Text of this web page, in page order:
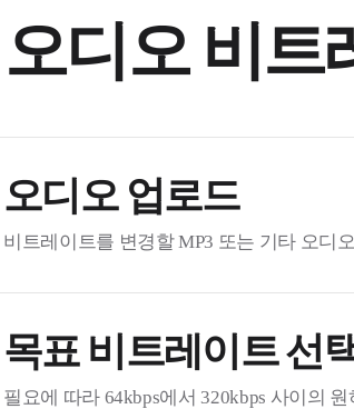
오디오 비트
오디오 업로드
비트레이트를 변경할 MP3 또는 기타 오디
목표 비트레이트 선
필요에 따라 64kbps에서 320kbps 사이의